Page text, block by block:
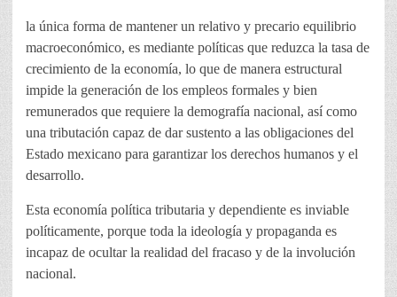
la única forma de mantener un relativo y precario equilibrio
macroeconómico, es mediante políticas que reduzca la tasa de
crecimiento de la economía, lo que de manera estructural
impide la generación de los empleos formales y bien
remunerados que requiere la demografía nacional, así como
una tributación capaz de dar sustento a las obligaciones del
Estado mexicano para garantizar los derechos humanos y el
desarrollo.
Esta economía política tributaria y dependiente es inviable
políticamente, porque toda la ideología y propaganda es
incapaz de ocultar la realidad del fracaso y de la involución
nacional.